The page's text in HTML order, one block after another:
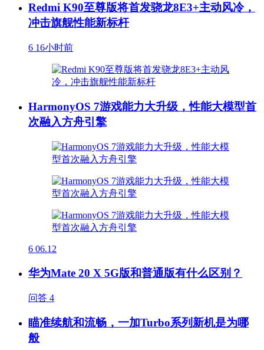
Redmi K90至尊版将首发骁龙8E3+主动风冷，
冲击旗舰性能新标杆
6 16小时前
HarmonyOS 7游戏能力大升级，性能大模型首
次融入方舟引擎
6 06.12
华为Mate 20 X 5G版和普通版有什么区别？
问答 4
瞄准续航和流畅，一加Turbo系列新机是为哪
般